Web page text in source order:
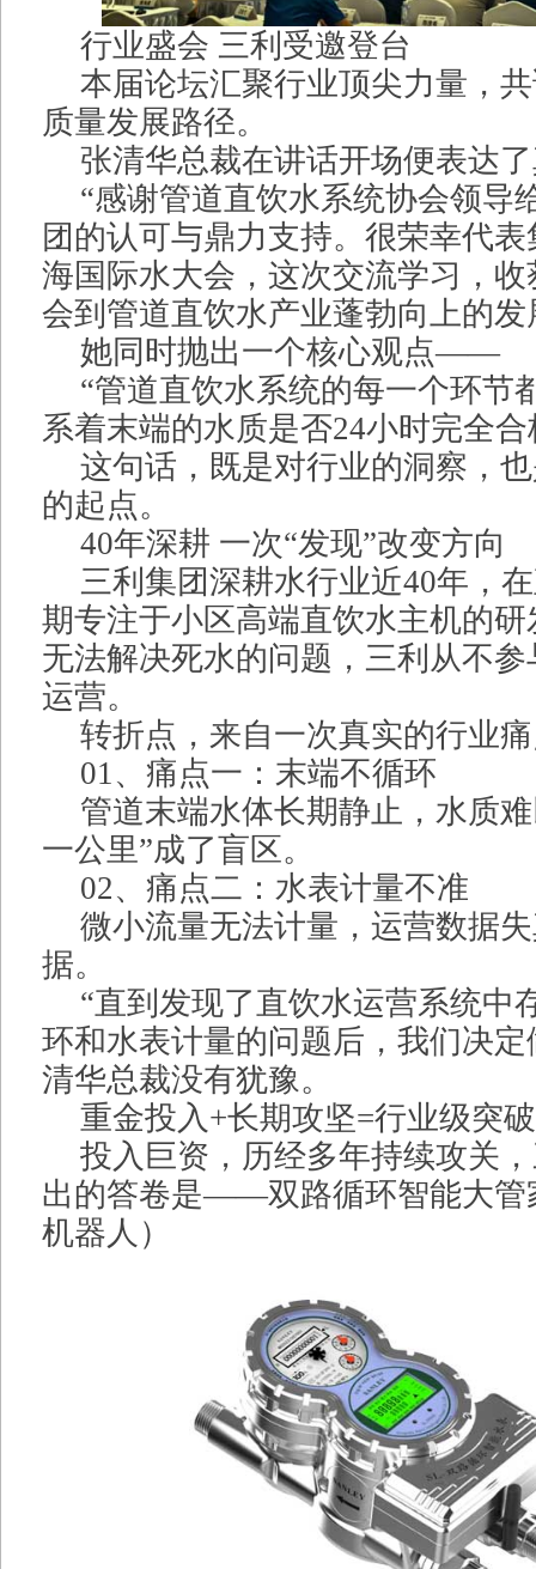
行业盛会 三利受邀登台
本届论坛汇聚行业顶尖力量，
质量发展路径。
张清华总裁在讲话开场便表达
“感谢管道直饮水系统协会领导
团的认可与鼎力支持。很荣幸代
海国际水大会，这次交流学习，
会到管道直饮水产业蓬勃向上的发
她同时抛出一个核心观点——
“管道直饮水系统的每一个环节
系着末端的水质是否24小时完全合
这句话，既是对行业的洞察，
的起点。
40年深耕 一次“发现”改变方向
三利集团深耕水行业近40年，
期专注于小区高端直饮水主机的
无法解决死水的问题，三利从不
运营。
转折点，来自一次真实的行业
01、痛点一：末端不循环
管道末端水体长期静止，水质
一公里”成了盲区。
02、痛点二：水表计量不准
微小流量无法计量，运营数据
据。
“直到发现了直饮水运营系统中
环和水表计量的问题后，我们决定
清华总裁没有犹豫。
重金投入+长期攻坚=行业级突破
投入巨资，历经多年持续攻关
出的答卷是——双路循环智能大管
机器人）